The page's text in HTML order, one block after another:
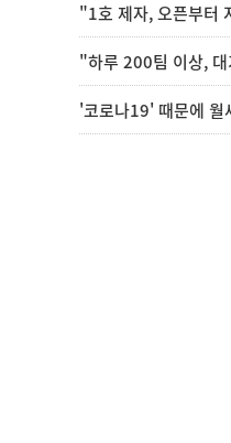
"1호 제자, 오픈부터
"하루 200팀 이상,
'코로나19' 때문에 월